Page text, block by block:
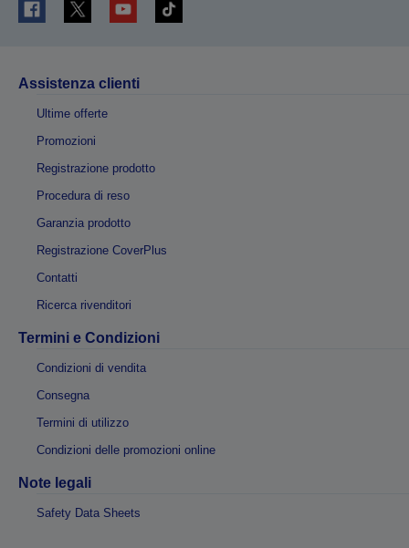
Assistenza clienti
Ultime offerte
Promozioni
Registrazione prodotto
Procedura di reso
Garanzia prodotto
Registrazione CoverPlus
Contatti
Ricerca rivenditori
Termini e Condizioni
Condizioni di vendita
Consegna
Termini di utilizzo
Condizioni delle promozioni online
Note legali
Safety Data Sheets